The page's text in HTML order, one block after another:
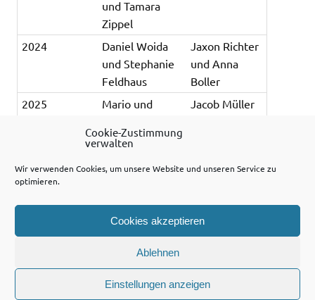
Cookie-Zustimmung
verwalten
Wir verwenden Cookies, um unsere Website und unseren Service zu
optimieren.
Cookies akzeptieren
Ablehnen
Einstellungen anzeigen
und Tamara
Zippel
2024
Daniel Woida
und Stephanie
Feldhaus
Jaxon Richter
und Anna
Boller
2025
Mario und
Hackmaier
Jacob Müller
drucken